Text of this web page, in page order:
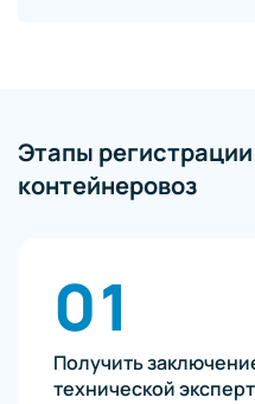
Этапы
контейнеровоз
01
Получить
технической